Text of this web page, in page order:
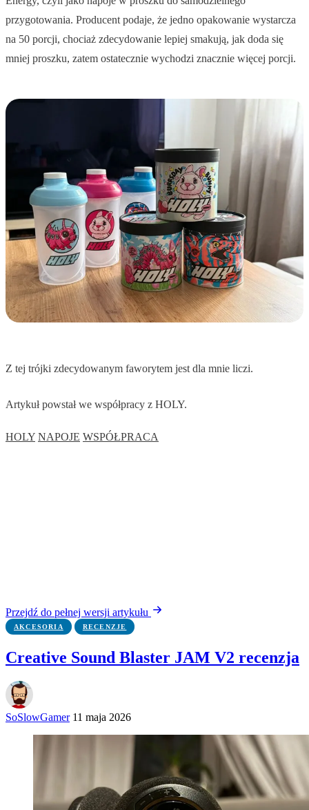
przygotowania. Producent podaje, że jedno opakowanie wystarcza
na 50 porcji, chociaż zdecydowanie lepiej smakują, jak doda się
mniej proszku, zatem ostatecznie wychodzi znacznie więcej porcji.
Z tej trójki zdecydowanym faworytem jest dla mnie liczi.
Artykuł powstał we współpracy z HOLY.
HOLY NAPOJE WSPÓŁPRACA
Przejdź do pełnej wersji artykułu
AKCESORIA RECENZJE
Creative Sound Blaster JAM V2 recenzja
SoSlowGamer 11 maja 2026